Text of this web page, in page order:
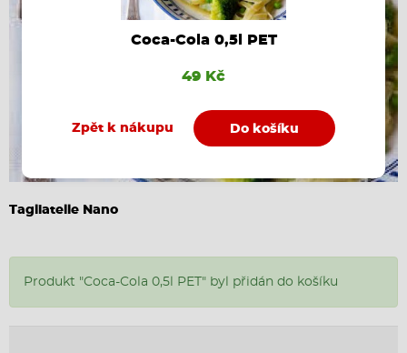
Tagliatelle Nano
Produkt "Coca-Cola 0,5l PET" byl přidán do košíku
Coca-Cola 0,5l PET
49 Kč
Zpět k nákupu Do košíku